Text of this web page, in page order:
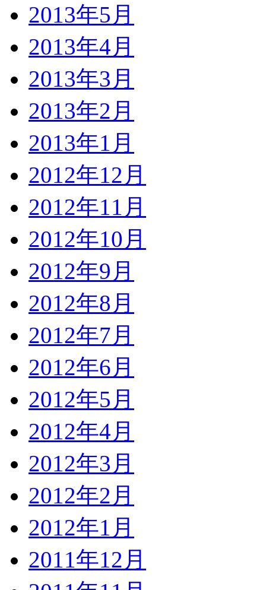
2013年5月
2013年4月
2013年3月
2013年2月
2013年1月
2012年12月
2012年11月
2012年10月
2012年9月
2012年8月
2012年7月
2012年6月
2012年5月
2012年4月
2012年3月
2012年2月
2012年1月
2011年12月